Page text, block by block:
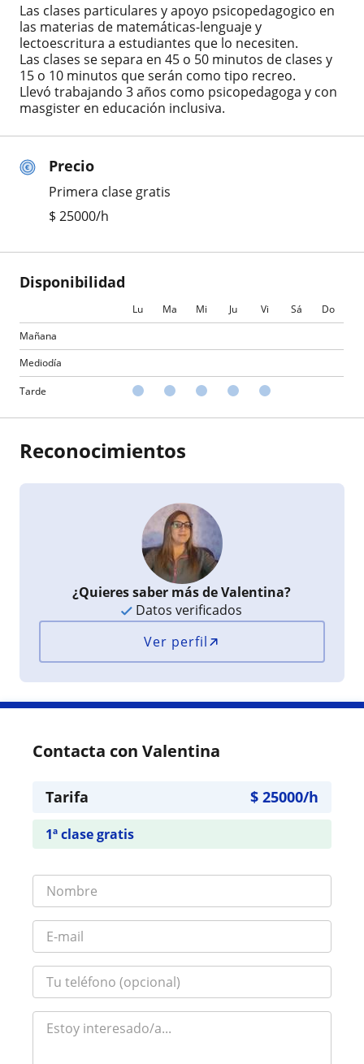
Precio
Primera clase gratis
$ 25000/h
Disponibilidad
Lu Ma Mi Ju Vi Sá
Do
Mañana
Mediodía
Tarde
Las clases particulares y apoyo psicopedagogico en
las materias de matemáticas-lenguaje y
lectoescritura a estudiantes que lo necesiten.
Las clases se separa en 45 o 50 minutos de clases y
15 o 10 minutos que serán como tipo recreo.
Llevó trabajando 3 años como psicopedagoga y con
masgister en educación inclusiva.
Reconocimientos
¿Quieres saber más de Valentina?
Datos verificados
Ver perfil
Contacta con Valentina
Tarifa $ 25000/h
1ª clase gratis